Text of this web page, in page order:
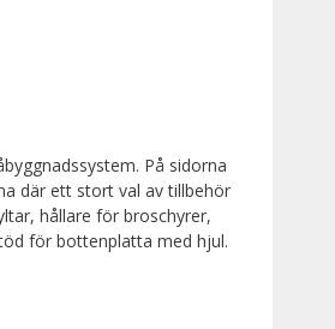
På sidorna
där ett stort val av tillbehör
hållare för broschyrer,
för bottenplatta med hjul.